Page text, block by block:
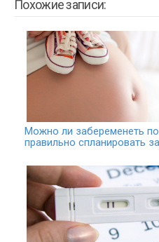
Похожие записи:
Можно ли забеременеть
правильно спланировать